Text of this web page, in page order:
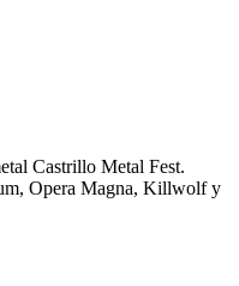
Castrillo Metal Fest.
Opera Magna, Killwolf y